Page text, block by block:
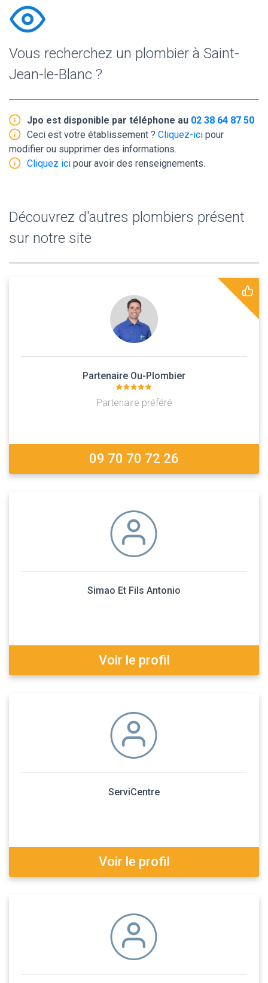
Vous recherchez un plombier à Saint-
Jean-le-Blanc ?
Jpo est disponible par téléphone au 02 38 64 87 50
Ceci est votre établissement ? Cliquez-ici pour
modifier ou supprimer des informations.
Cliquez ici pour avoir des renseignements.
Découvrez d'autres plombiers présent
sur notre site
Partenaire Ou-Plombier
Partenaire préféré
09 70 70 72 26
Simao Et Fils Antonio
Voir le profil
ServiCentre
Voir le profil